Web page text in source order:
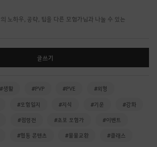
노하우, 공략, 팁을 다른 모험가님과 나눌 수 있는
글쓰기
#생활 #PVP #PVE #외형
#모험일지 #지식 #기운 #강화
#점령전 #초보 모험가 #이벤트
#협동 콘텐츠 #물물교환 #클래스